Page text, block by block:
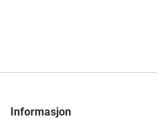
Informasjon